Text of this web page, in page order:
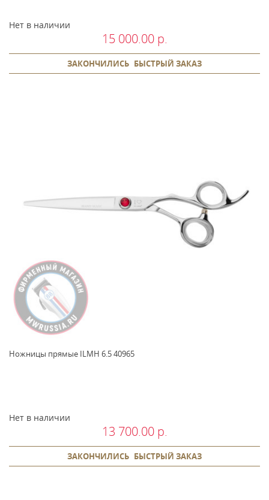
Нет в наличии
15 000.00 р.
ЗАКОНЧИЛИСЬ БЫСТРЫЙ ЗАКАЗ
Ножницы прямые ILMH 6.5 40965
Нет в наличии
13 700.00 р.
ЗАКОНЧИЛИСЬ БЫСТРЫЙ ЗАКАЗ